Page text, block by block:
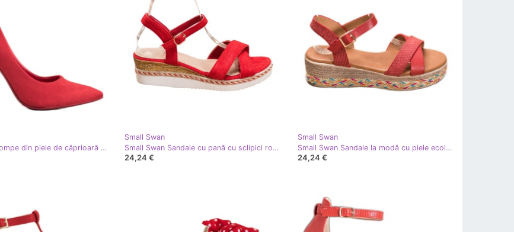
Small Swan Pompe din piele de căprioară pe un pin roşu
Small Swan
Small Swan Sandale cu pană cu sclipici roşu
24,24 €
Small Swan
Small Swan Sandale la modă cu piele ecologică roşu
24,24 €